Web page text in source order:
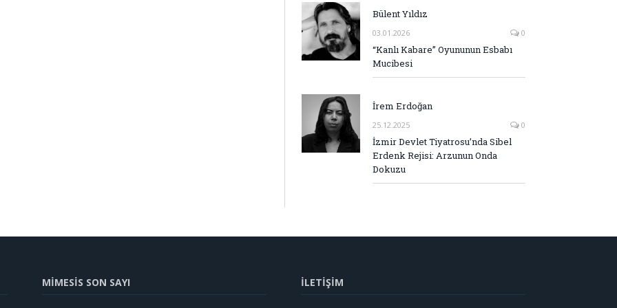
Bülent Yıldız
03.01.2026 0
“Kanlı Kabare” Oyununun Esbabı
Mucibesi
İrem Erdoğan
25.12.2025 0
İzmir Devlet Tiyatrosu’nda Sibel
Erdenk Rejisi: Arzunun Onda
Dokuzu
MİMESİS SON SAYI İLETİŞİM